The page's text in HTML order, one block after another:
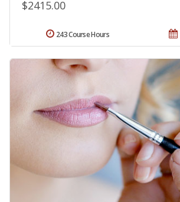
$2415.00
243 Course Hours